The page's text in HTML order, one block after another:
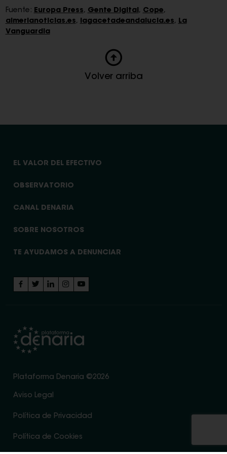
Fuente: Europa Press, Gente Digital, Cope,
almerianoticias.es, lagacetadeandalucia.es, La
Vanguardia
Volver arriba
EL VALOR DEL EFECTIVO
OBSERVATORIO
CANAL DENARIA
SOBRE NOSOTROS
TE AYUDAMOS A DENUNCIAR
Plataforma Denaria ©2026
Aviso Legal
Política de Privacidad
Política de Cookies